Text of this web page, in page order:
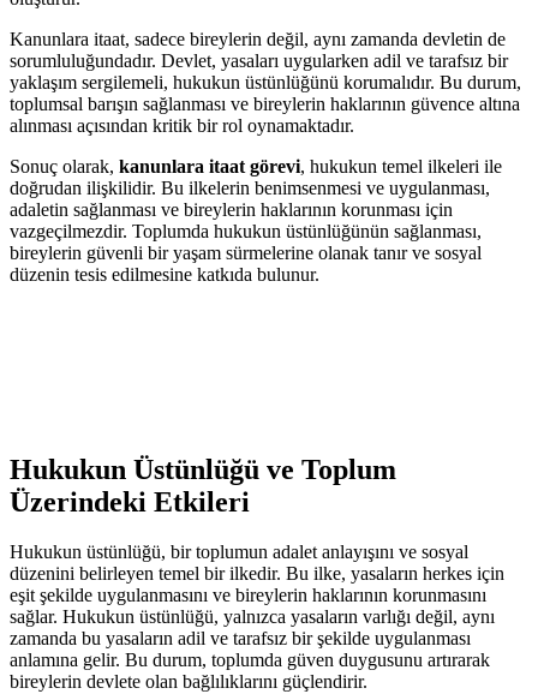
Kanunlara itaat, sadece bireylerin değil, aynı‌ zamanda devletin de
sorumluluğundadır.‌ Devlet, yasaları uygularken adil ve tarafsız⁤ bir
yaklaşım​ sergilemeli, hukukun üstünlüğünü korumalıdır. Bu durum,
⁢toplumsal barışın sağlanması ve bireylerin ⁤haklarının güvence altına
alınması açısından kritik bir rol oynamaktadır.
Sonuç olarak,⁢ kanunlara ⁣itaat görevi, hukukun temel ilkeleri ile
doğrudan ilişkilidir. Bu ilkelerin benimsenmesi ve uygulanması,
adaletin sağlanması ve bireylerin haklarının korunması için⁢
vazgeçilmezdir. Toplumda hukukun üstünlüğünün sağlanması,
bireylerin güvenli bir yaşam sürmelerine olanak tanır ve⁢ sosyal
düzenin tesis edilmesine katkıda bulunur.
Hukukun Üstünlüğü ⁤ve Toplum
Üzerindeki Etkileri
Hukukun üstünlüğü,⁤ bir ‌toplumun adalet anlayışını ve sosyal
düzenini belirleyen‍ temel bir ilkedir. Bu ilke, yasaların herkes için
eşit şekilde uygulanmasını ve bireylerin haklarının korunmasını
sağlar.⁣ Hukukun üstünlüğü, yalnızca yasaların varlığı değil, aynı
zamanda⁣ bu yasaların adil ve tarafsız bir şekilde uygulanması
anlamına gelir. Bu durum, toplumda güven duygusunu⁢ artırarak
bireylerin devlete olan​ bağlılıklarını güçlendirir.